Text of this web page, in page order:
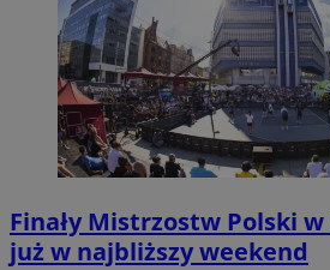
Finały Mistrzostw Polski
już w najbliższy weekend